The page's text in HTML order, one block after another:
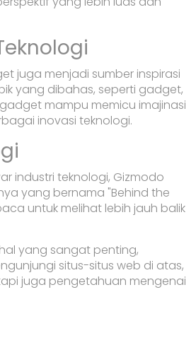
juga menjadi sumber inspirasi
yang dibahas, seperti gadget,
mampu memicu imajinasi
inovasi teknologi.
industri teknologi, Gizmodo
yang bernama "Behind the
untuk melihat lebih jauh balik
yang sangat penting,
situs-situs web di atas,
juga pengetahuan mengenai